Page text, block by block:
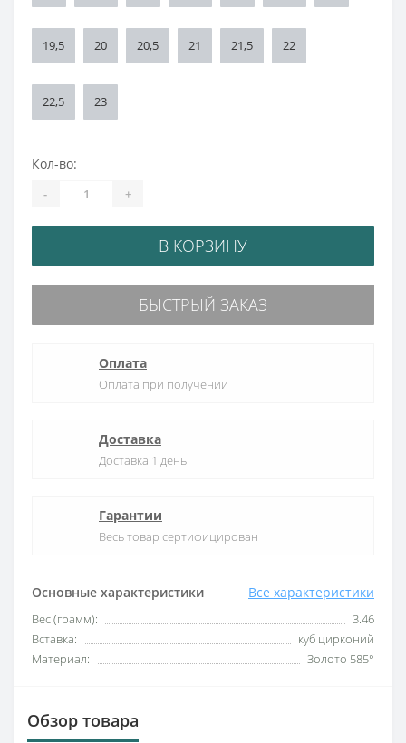
Основные характеристики Все характеристики
Вес (грамм):
3.46
Вставка:
куб цирконий
Материал:
Золото 585°
19,5 20 20,5 21 21,5 22
22,5 23
Кол-во:
- +
В КОРЗИНУ
БЫСТРЫЙ ЗАКАЗ
Оплата
Оплата при получении
Доставка
Доставка 1 день
Гарантии
Весь товар сертифицирован
Обзор товара